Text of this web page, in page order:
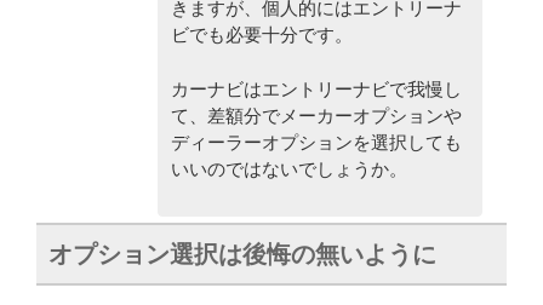
きますが、個人的にはエントリーナ
ビでも必要十分です。
カーナビはエントリーナビで我慢し
て、差額分でメーカーオプションや
ディーラーオプションを選択しても
いいのではないでしょうか。
オプション選択は後悔の無いように